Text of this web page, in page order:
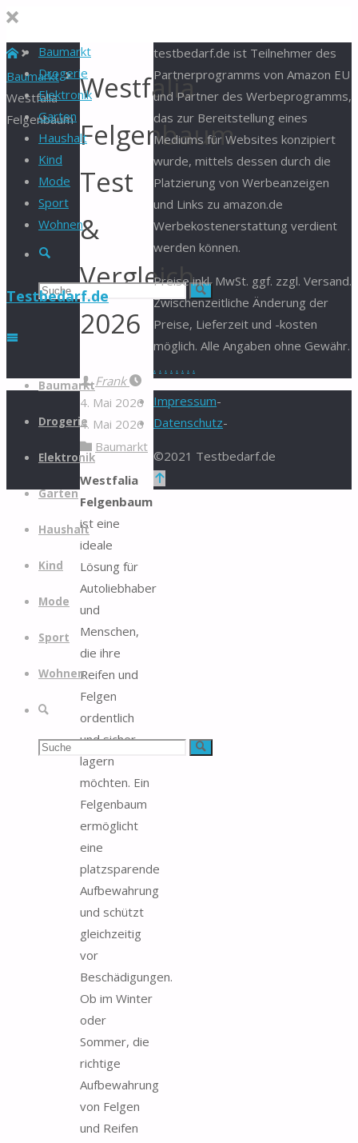
Baumarkt
Drogerie
Elektronik
Garten
Haushalt
Kind
Mode
Sport
Wohnen
Suche
Suchen Suche
Testbedarf.de
Zum
springen
Baumarkt
Drogerie
Elektronik
Garten
Haushalt
Kind
Mode
Sport
Wohnen
Suchen Suche
Start
Baumarkt
Westfalia
Felgenbaum
Westfalia
Felgenbaum
Test
&
Vergleich
2026
Frank
4. Mai 2026
4. Mai 2026
Baumarkt
Westfalia
Felgenbaum
ist eine
ideale
Lösung für
Autoliebhaber
und
Menschen,
die ihre
Reifen und
Felgen
ordentlich
und sicher
lagern
möchten. Ein
Felgenbaum
ermöglicht
eine
platzsparende
Aufbewahrung
und schützt
gleichzeitig
vor
Beschädigungen.
Ob im Winter
oder
Sommer, die
richtige
Aufbewahrung
von Felgen
und Reifen
testbedarf.de ist Teilnehmer des
Partnerprogramms von Amazon EU
und Partner des Werbeprogramms,
das zur Bereitstellung eines
Mediums für Websites konzipiert
wurde, mittels dessen durch die
Platzierung von Werbeanzeigen
und Links zu amazon.de
Werbekostenerstattung verdient
werden können.
Preise inkl. MwSt. ggf. zzgl. Versand.
Zwischenzeitliche Änderung der
Preise, Lieferzeit und -kosten
möglich. Alle Angaben ohne Gewähr.
. . . . . . . .
Impressum-
Datenschutz-
©2021 Testbedarf.de
Zurück